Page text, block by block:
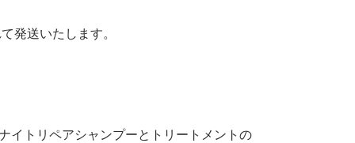
発送いたします。
イトリペアシャンプーとトリートメントの